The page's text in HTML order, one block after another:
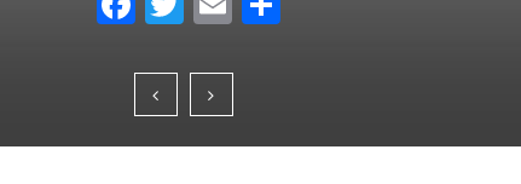
c
e
b
tt
er